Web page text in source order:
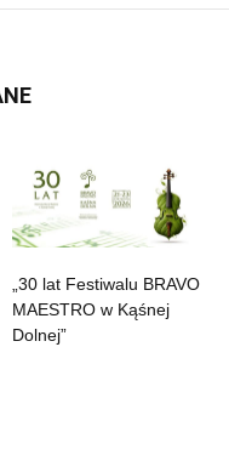
„30 lat Festiwalu BRAVO
MAESTRO w Kąśnej
Dolnej”